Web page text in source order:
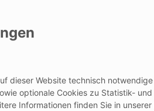
IFU/
dieser Website technisch
optionale Cookies zu Statistik-
Informationen finden Sie in